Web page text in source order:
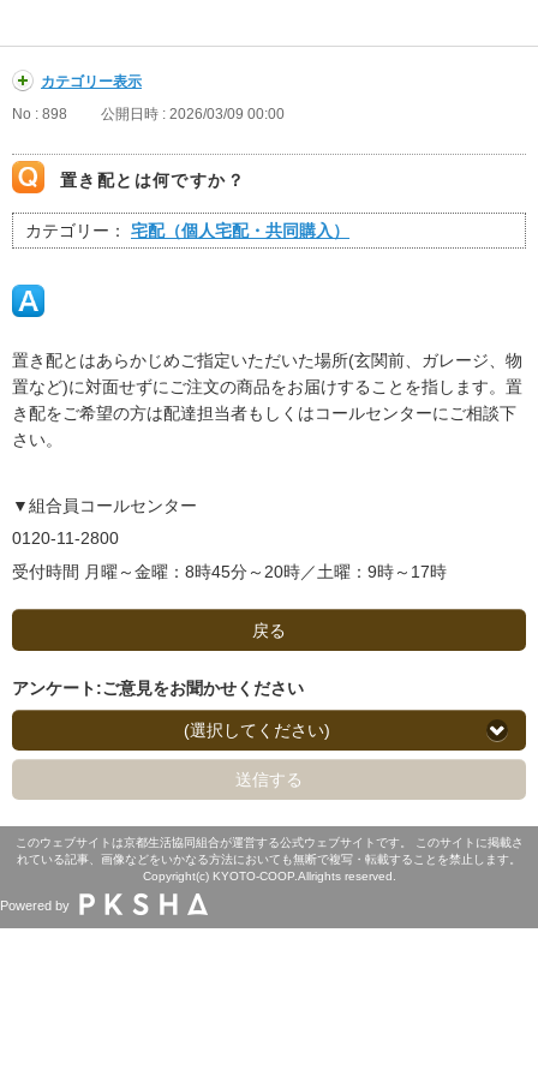
カテゴリー表示
No : 898
公開日時 : 2026/03/09 00:00
置き配とは何ですか？
カテゴリー： 宅配（個人宅配・共同購入）
置き配とはあらかじめご指定いただいた場所(玄関前、ガレージ、物
置など)に対面せずにご注文の商品をお届けすることを指します。置
き配をご希望の方は配達担当者もしくはコールセンターにご相談下
さい。
▼組合員コールセンター
0120-11-2800
受付時間 月曜～金曜：8時45分～20時／土曜：9時～17時
戻る
アンケート:ご意見をお聞かせください
(選択してください)
送信する
このウェブサイトは京都生活協同組合が運営する公式ウェブサイトです。 このサイトに掲載さ
れている記事、画像などをいかなる方法においても無断で複写・転載することを禁止します。
Copyright(c) KYOTO-COOP.Allrights reserved.
Powered by